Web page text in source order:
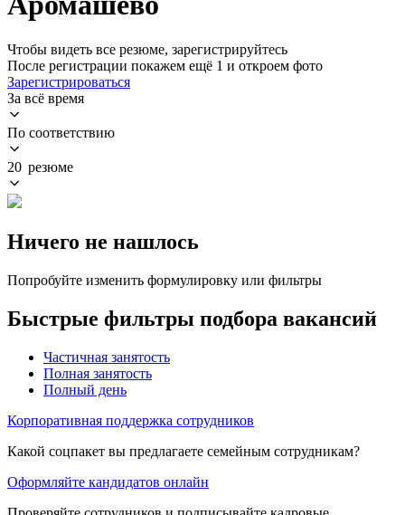
Чтобы видеть все резюме, зарегистрируйтесь
После регистрации покажем ещё 1 и откроем фото
Зарегистрироваться
За всё время
По соответствию
20 резюме
Ничего не нашлось
Попробуйте изменить формулировку или фильтры
Быстрые фильтры подбора вакансий
Частичная занятость
Полная занятость
Полный день
Корпоративная поддержка сотрудников
Какой соцпакет вы предлагаете семейным сотрудникам?
Оформляйте кандидатов онлайн